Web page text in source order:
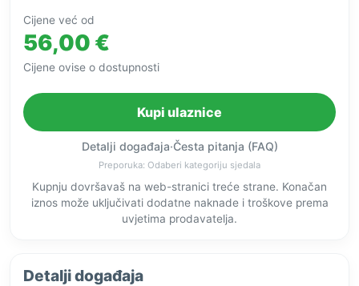
Cijene već od
56,00 €
Cijene ovise o dostupnosti
Kupi ulaznice
Detalji događaja·Česta pitanja (FAQ)
Preporuka: Odaberi kategoriju sjedala
Kupnju dovršavaš na web-stranici treće strane. Konačan
iznos može uključivati dodatne naknade i troškove prema
uvjetima prodavatelja.
Detalji događaja